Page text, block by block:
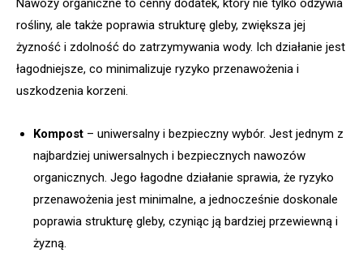
Nawozy organiczne to cenny dodatek, który nie tylko odżywia
rośliny, ale także poprawia strukturę gleby, zwiększa jej
żyzność i zdolność do zatrzymywania wody. Ich działanie jest
łagodniejsze, co minimalizuje ryzyko przenawożenia i
uszkodzenia korzeni.
Kompost – uniwersalny i bezpieczny wybór. Jest jednym z
najbardziej uniwersalnych i bezpiecznych nawozów
organicznych. Jego łagodne działanie sprawia, że ryzyko
przenawożenia jest minimalne, a jednocześnie doskonale
poprawia strukturę gleby, czyniąc ją bardziej przewiewną i
żyzną.